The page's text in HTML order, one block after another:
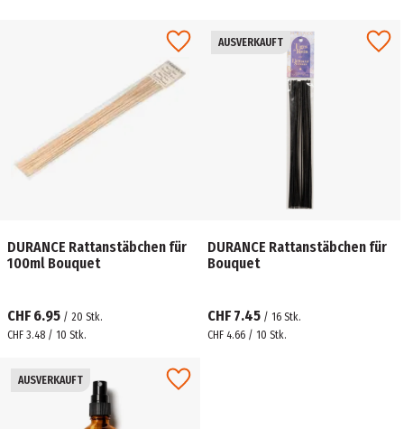
DURANCE Rattanstäbchen für
100ml Bouquet
CHF 6.95 / 20 Stk.
CHF 3.48 / 10 Stk.
AUSVERKAUFT
DURANCE Rattanstäbchen für
Bouquet
CHF 7.45 / 16 Stk.
CHF 4.66 / 10 Stk.
AUSVERKAUFT